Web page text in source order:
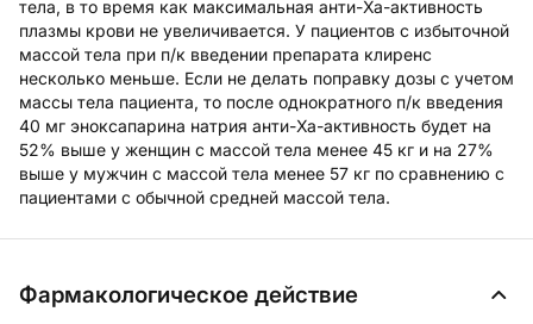
тела, в то время как максимальная анти-Ха-активность
плазмы крови не увеличивается. У пациентов с избыточной
массой тела при п/к введении препарата клиренс
несколько меньше. Если не делать поправку дозы с учетом
массы тела пациента, то после однократного п/к введения
40 мг эноксапарина натрия анти-Ха-активность будет на
52% выше у женщин с массой тела менее 45 кг и на 27%
выше у мужчин с массой тела менее 57 кг по сравнению с
пациентами с обычной средней массой тела.
Фармакологическое действие